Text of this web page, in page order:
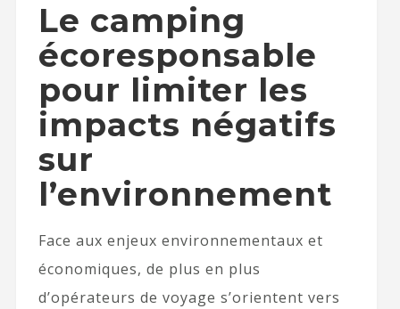
Le camping
écoresponsable
pour limiter les
impacts négatifs
sur
l’environnement
Face aux enjeux environnementaux et
économiques, de plus en plus
d’opérateurs de voyage s’orientent vers